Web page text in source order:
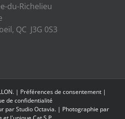
du-Richelieu
QC J3G 0S3
| Préférences de consentement|
de confidentialité
parStudio Octavia. | Photographie par